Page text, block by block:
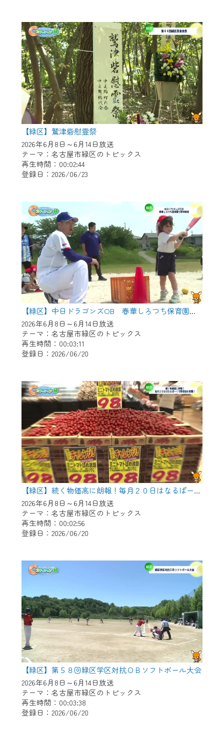
【緑区】鷲津砦慰霊祭
2026年6月8日～6月14日放送
テーマ：名古屋市緑区のトピックス
再生時間：00:02:44
登録日：2026/06/23
【緑区】中日ドラゴンズOB 春華しろつち保育園で野球教室
2026年6月8日～6月14日放送
テーマ：名古屋市緑区のトピックス
再生時間：00:03:11
登録日：2026/06/20
【緑区】続く物価高に朗報！毎月２０日はなるぱーくで野菜つめ放題！
2026年6月8日～6月14日放送
テーマ：名古屋市緑区のトピックス
再生時間：00:02:56
登録日：2026/06/20
【緑区】第５８回緑区学区対抗ＯＢソフトボール大会
2026年6月8日～6月14日放送
テーマ：名古屋市緑区のトピックス
再生時間：00:03:38
登録日：2026/06/20